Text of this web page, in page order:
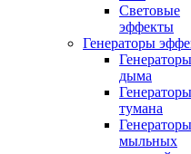
Световые
эффекты
Генераторы
Генераторы
дыма
Генераторы
тумана
Генераторы
мыльных